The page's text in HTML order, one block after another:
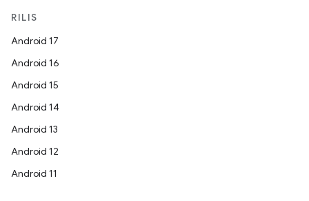
RILIS
Android 17
Android 16
Android 15
Android 14
Android 13
Android 12
Android 11